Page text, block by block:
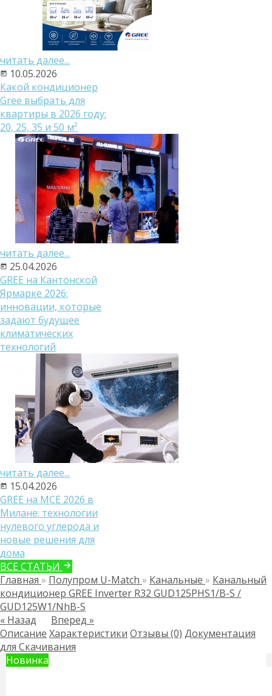
читать далее...
10.05.2026
Какой кондиционер
Gree выбрать для
квартиры в 2026 году:
20, 25, 35 и 50 м²
читать далее...
25.04.2026
GREE на Кантонской
Ярмарке 2026:
инновации, которые
задают будущее
климатических
технологий
читать далее...
15.04.2026
GREE на MCE 2026 в
Милане: технологии
нулевого углерода и
новые решения для
дома
ВСЕ СТАТЬИ
Главная » Полупром U-Match » Канальные » Канальный
кондиционер GREE Inverter R32 GUD125PHS1/B-S /
GUD125W1/NhB-S
« Назад
Вперед »
Описание Характеристики Отзывы (0) Документация
для Скачивания
Новинка